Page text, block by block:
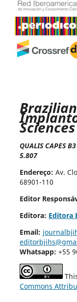
QUALIS CAPES
5.807
Endereço: Av.
68901-110
Editor
Editora: Editora
Email:
Whatsapp: +55
Commons